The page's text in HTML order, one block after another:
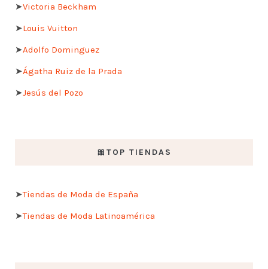
➤Victoria Beckham
➤Louis Vuitton
➤Adolfo Dominguez
➤Ágatha Ruiz de la Prada
➤Jesús del Pozo
🎀TOP TIENDAS
➤Tiendas de Moda de España
➤Tiendas de Moda Latinoamérica